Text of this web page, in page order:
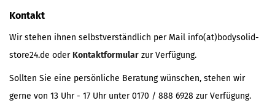
Kontakt
Wir stehen ihnen selbstverständlich per Mail info(at)bodysolid-
store24.de oder Kontaktformular zur Verfügung.
Sollten Sie eine persönliche Beratung wünschen, stehen wir
gerne von 13 Uhr - 17 Uhr unter 0170 / 888 6928 zur Verfügung.